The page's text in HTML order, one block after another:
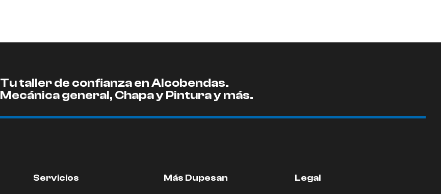
Tu taller de confianza en Alcobendas.
Mecánica general, Chapa y Pintura y más.
Servicios Más Dupesan Legal